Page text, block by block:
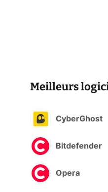
Meilleurs
CyberGhost
Bitdefender
Opera